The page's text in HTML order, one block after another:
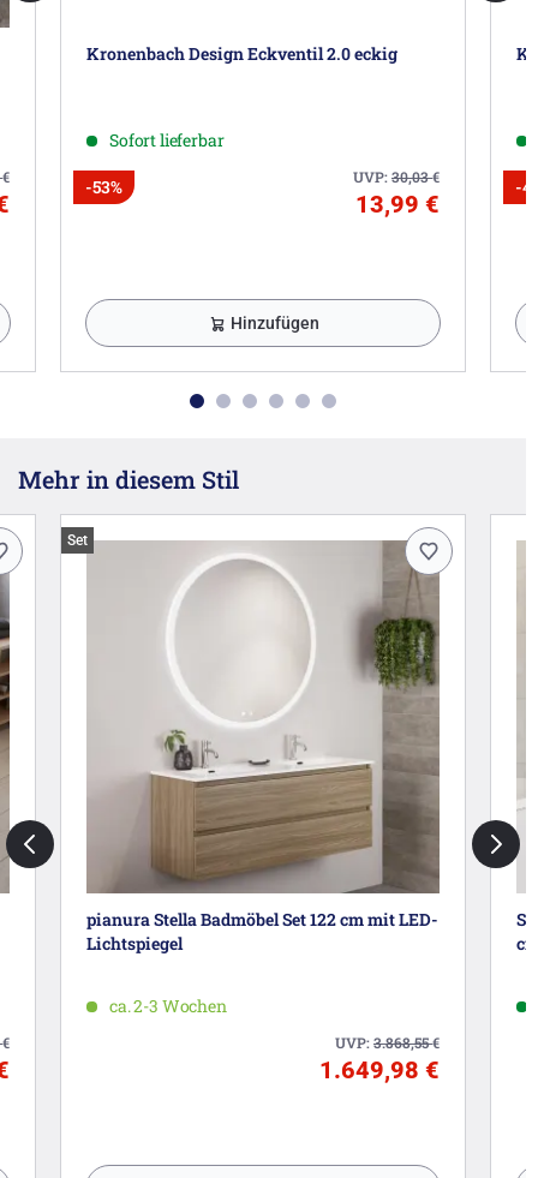
€
Kronenbach Design Eckventil 2.0 eckig
Sofort lieferbar
UVP:30,03€
-53%
13,99 €
Hinzufügen
-
Mehr in diesem Stil
€
Set
pianura Stella Badmöbel Set 122 cm mit LED-
Lichtspiegel
ca. 2-3 Wochen
UVP:3.868,55€
1.649,98 €